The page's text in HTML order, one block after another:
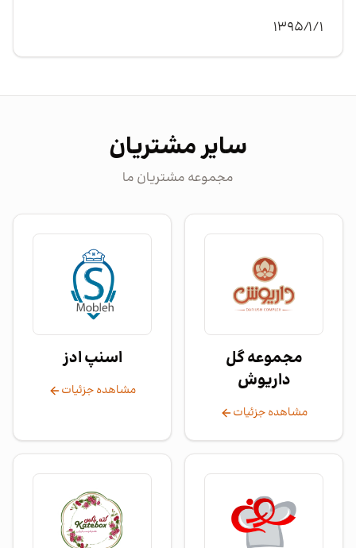
۱۳۹۵/۱/۱
سایر مشتریان
مجموعه مشتریان ما
مجموعه گل
داریوش
مشاهده جزئیات
اسنپ ادز
مشاهده جزئیات